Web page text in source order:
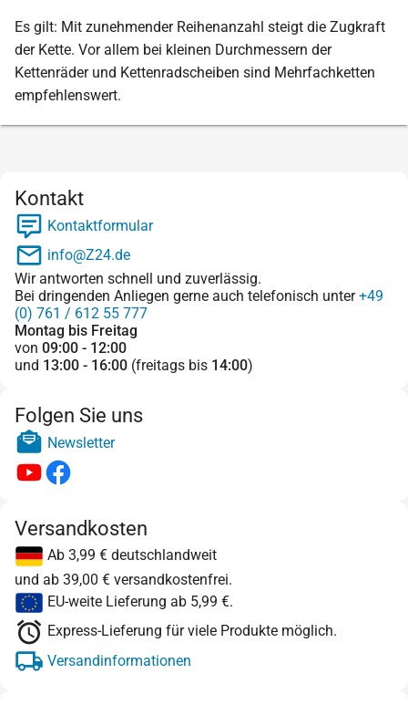
Es gilt: Mit zunehmender Reihenanzahl steigt die Zugkraft
der Kette. Vor allem bei kleinen Durchmessern der
Kettenräder und Kettenradscheiben sind Mehrfachketten
empfehlenswert.
Kontakt
Kontaktformular
info@Z24.de
Wir antworten schnell und zuverlässig.
Bei dringenden Anliegen gerne auch telefonisch unter+49
(0) 761 / 612 55 777
Montag bis Freitag
von 09:00 - 12:00
und 13:00 - 16:00 (freitags bis 14:00)
Folgen Sie uns
Newsletter
Versandkosten
Ab 3,99 € deutschlandweit
und ab 39,00 € versandkostenfrei.
EU-weite Lieferung ab 5,99 €.
Express-Lieferung für viele Produkte möglich.
Versandinformationen